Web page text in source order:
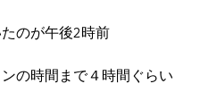
のが午後2時前
の時間まで４時間ぐらい